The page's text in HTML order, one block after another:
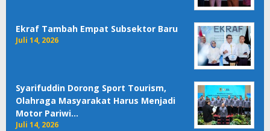
Ekraf Tambah Empat Subsektor Baru
Juli 14, 2026
Syarifuddin Dorong Sport Tourism,
Olahraga Masyarakat Harus Menjadi
Motor Pariwi…
Juli 14, 2026